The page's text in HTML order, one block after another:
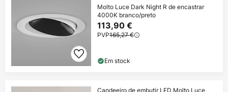
Molto Luce Dark Night R de encastrar
4000K branco/preto
113,90 €
PVP165,27 €
Em stock